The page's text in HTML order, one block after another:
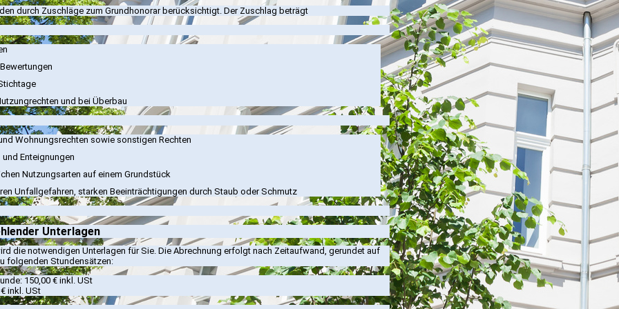
durch Zuschläge zum Grundhonorar berücksichtigt. Der Zuschlag beträgt
und bei Überbau
Wohnungsrechten sowie sonstigen Rechten
Enteignungen
Nutzungsarten auf einem Grundstück
Unfallgefahren, starken Beeinträchtigungen durch Staub oder Schmutz
Unterlagen
die notwendigen Unterlagen für Sie. Die Abrechnung erfolgt nach Zeitaufwand, gerundet auf
folgenden Stundensätzen:
150,00 € inkl. USt
inkl. USt